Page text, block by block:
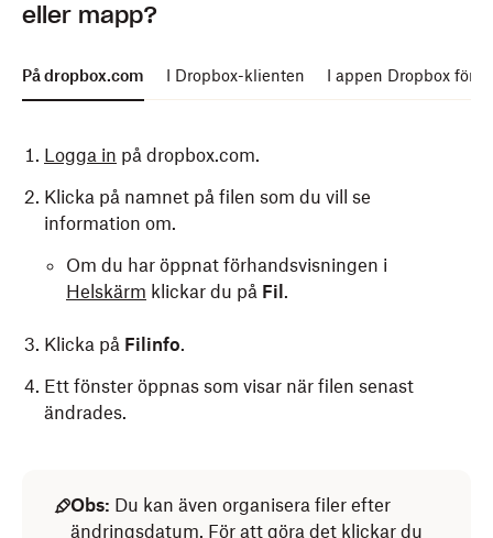
eller mapp?
På dropbox.com I Dropbox-klienten I appen Dropbox för
Logga in på dropbox.com.
Klicka på namnet på filen som du vill se
information om.
Om du har öppnat förhandsvisningen i
Helskärm klickar du på Fil .
Klicka på Filinfo.
Ett fönster öppnas som visar när filen senast
ändrades.
Obs: Du kan även organisera filer efter
ändringsdatum. För att göra det klickar du